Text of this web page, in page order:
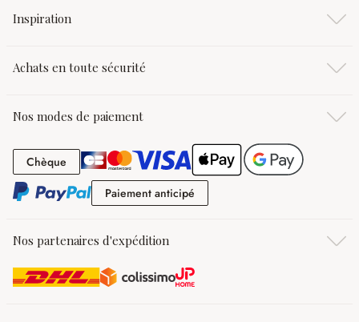
Inspiration
Achats en toute sécurité
Nos modes de paiement
Chèque Chèque
Paiement anticipé
Nos partenaires d'expédition